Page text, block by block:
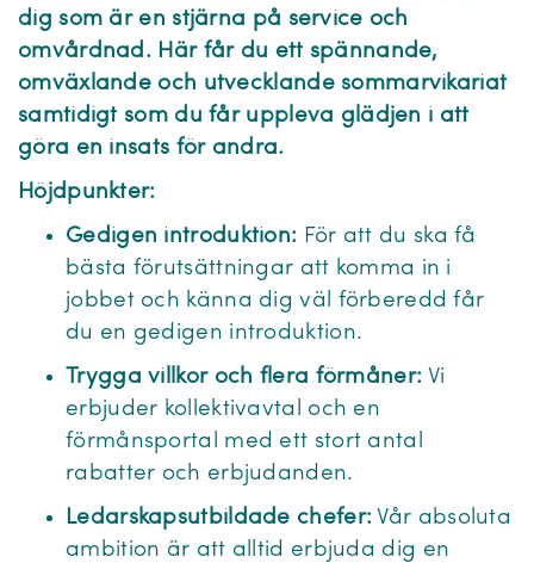
dig som är en stjärna på service och
omvårdnad. Här får du ett spännande,
omväxlande och utvecklande sommarvikariat
samtidigt som du får uppleva glädjen i att
göra en insats för andra.
Höjdpunkter:
Gedigen introduktion: För att du ska få
bästa förutsättningar att komma in i
jobbet och känna dig väl förberedd får
du en gedigen introduktion.
Trygga villkor och flera förmåner: Vi
erbjuder kollektivavtal och en
förmånsportal med ett stort antal
rabatter och erbjudanden.
Ledarskapsutbildade chefer: Vår absoluta
ambition är att alltid erbjuda dig en